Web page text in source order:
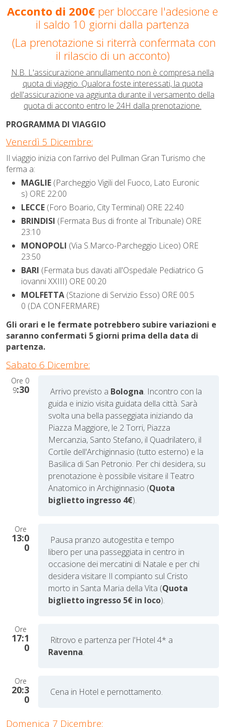
Acconto di 200€ per bloccare l'adesione e
il saldo 10 giorni dalla partenza
(La prenotazione si riterrà confermata con
il rilascio di un acconto)
N.B. L'assicurazione annullamento non è compresa nella
quota di viaggio. Qualora foste interessati, la quota
dell'assicurazione va aggiunta durante il versamento della
quota di acconto entro le 24H dalla prenotazione.
PROGRAMMA DI VIAGGIO
Venerdì 5 Dicembre:
Il viaggio inizia con l’arrivo del Pullman Gran Turismo che
ferma a:
MAGLIE (Parcheggio Vigili del Fuoco, Lato Euronic
s) ORE 22:00
LECCE (Foro Boario, City Terminal) ORE 22:40
BRINDISI (Fermata Bus di fronte al Tribunale) ORE
23:10
MONOPOLI (Via S.Marco-Parcheggio Liceo) ORE
23:50
BARI (Fermata bus davati all'Ospedale Pediatrico G
iovanni XXIII) ORE 00:20
MOLFETTA (Stazione di Servizio Esso) ORE 00:5
0 (DA CONFERMARE)
Gli orari e le fermate potrebbero subire variazioni e
saranno confermati 5 giorni prima della data di
partenza.
Sabato 6 Dicembre:
Ore 0
9:30 Arrivo previsto a Bologna. Incontro con la
guida e inizio visita guidata della città. Sarà
svolta una bella passeggiata iniziando da
Piazza Maggiore, le 2 Torri, Piazza
Mercanzia, Santo Stefano, il Quadrilatero, il
Cortile dell'Archiginnasio (tutto esterno) e la
Basilica di San Petronio. Per chi desidera, su
prenotazione è possibile visitare il Teatro
Anatomico in Archiginnasio (Quota
biglietto ingresso 4€).
Ore
13:0
0
Pausa pranzo autogestita e tempo
libero per una passeggiata in centro in
occasione dei mercatini di Natale e per chi
desidera visitare Il compianto sul Cristo
morto in Santa Maria della Vita (Quota
biglietto ingresso 5€ in loco).
Ore
17:1
0
Ritrovo e partenza per l'Hotel 4* a
Ravenna.
Ore
20:3
0
Cena in Hotel e pernottamento.
Domenica 7 Dicembre: